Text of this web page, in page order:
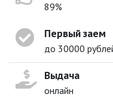
89%
Первый заем
до 30000
Выдача
онлайн